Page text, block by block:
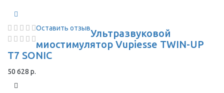
Оставить отзывУльтразвуковой
миостимулятор Vupiesse TWIN-UP
T7 SONIC
50 628 р.